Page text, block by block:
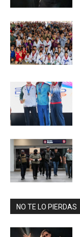
NO TE LO PIERDAS